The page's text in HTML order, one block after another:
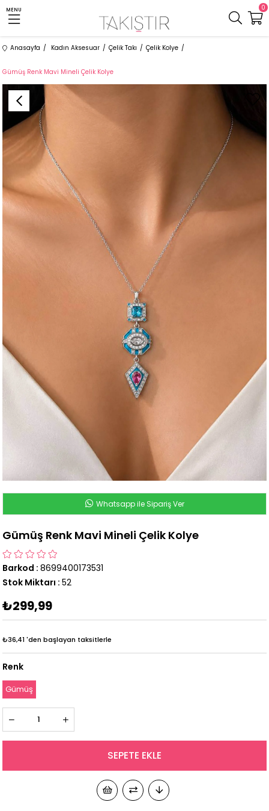
MENU 0
Anasayfa Kadın Aksesuar Çelik Takı Çelik Kolye
Gümüş Renk Mavi Mineli Çelik Kolye
Whatsapp ile Sipariş Ver
Gümüş Renk Mavi Mineli Çelik Kolye
Barkod : 8699400173531
Stok Miktarı : 52
₺299,99
₺36,41 'den başlayan taksitlerle
Renk
Gümüş